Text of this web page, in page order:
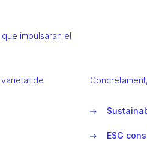
que impulsaran el
de
ESG